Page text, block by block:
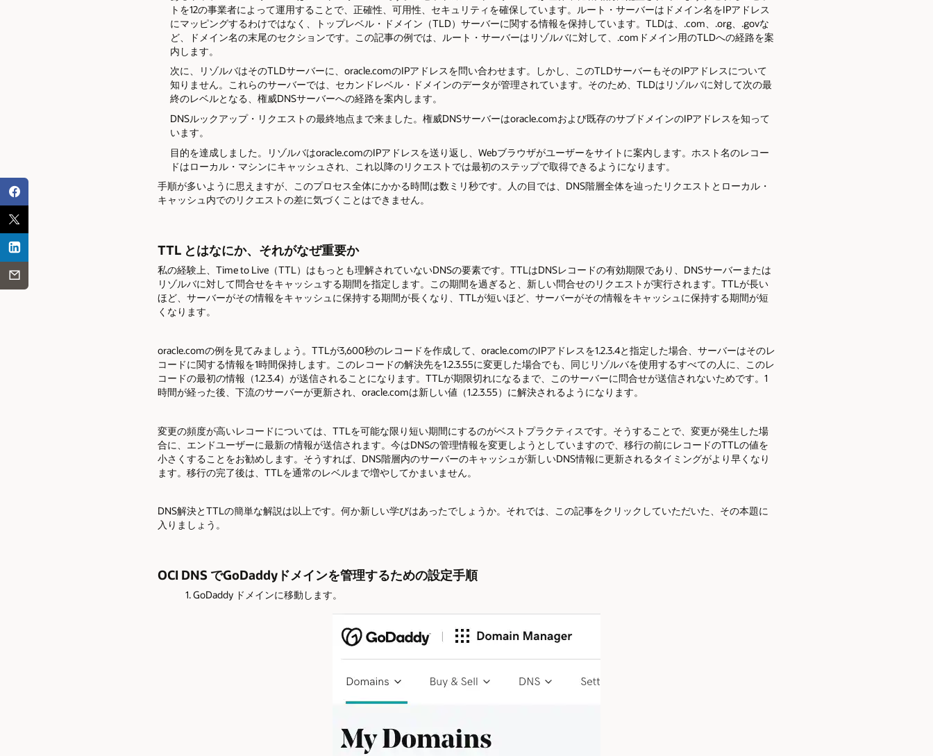
トを12の事業者によって運用することで、正確性、可用性、セキュリティを確保しています。ルート・サーバーはドメイン名をIPアドレス
にマッピングするわけではなく、トップレベル・ドメイン（TLD）サーバーに関する情報を保持しています。TLDは、.com、.org、.govな
ど、ドメイン名の末尾のセクションです。この記事の例では、ルート・サーバーはリゾルバに対して、.comドメイン用のTLDへの経路を案
内します。
次に、リゾルバはそのTLDサーバーに、oracle.comのIPアドレスを問い合わせます。しかし、このTLDサーバーもそのIPアドレスについて
知りません。これらのサーバーでは、セカンドレベル・ドメインのデータが管理されています。そのため、TLDはリゾルバに対して次の最
終のレベルとなる、権威DNSサーバーへの経路を案内します。
DNSルックアップ・リクエストの最終地点まで来ました。権威DNSサーバーはoracle.comおよび既存のサブドメインのIPアドレスを知って
います。
目的を達成しました。リゾルバはoracle.comのIPアドレスを送り返し、Webブラウザがユーザーをサイトに案内します。ホスト名のレコー
ドはローカル・マシンにキャッシュされ、これ以降のリクエストでは最初のステップで取得できるようになります。
手順が多いように思えますが、このプロセス全体にかかる時間は数ミリ秒です。人の目では、DNS階層全体を辿ったリクエストとローカル・
キャッシュ内でのリクエストの差に気づくことはできません。
TTL とはなにか、それがなぜ重要か
私の経験上、Time to Live（TTL）はもっとも理解されていないDNSの要素です。TTLはDNSレコードの有効期限であり、DNSサーバーまたは
リゾルバに対して問合せをキャッシュする期間を指定します。この期間を過ぎると、新しい問合せのリクエストが実行されます。TTLが長い
ほど、サーバーがその情報をキャッシュに保持する期間が長くなり、TTLが短いほど、サーバーがその情報をキャッシュに保持する期間が短
くなります。
oracle.comの例を見てみましょう。TTLが3,600秒のレコードを作成して、oracle.comのIPアドレスを1.2.3.4と指定した場合、サーバーはそのレ
コードに関する情報を1時間保持します。このレコードの解決先を1.2.3.55に変更した場合でも、同じリゾルバを使用するすべての人に、このレ
コードの最初の情報（1.2.3.4）が送信されることになります。TTLが期限切れになるまで、このサーバーに問合せが送信されないためです。1
時間が経った後、下流のサーバーが更新され、oracle.comは新しい値（1.2.3.55）に解決されるようになります。
変更の頻度が高いレコードについては、TTLを可能な限り短い期間にするのがベストプラクティスです。そうすることで、変更が発生した場
合に、エンドユーザーに最新の情報が送信されます。今はDNSの管理情報を変更しようとしていますので、移行の前にレコードのTTLの値を
小さくすることをお勧めします。そうすれば、DNS階層内のサーバーのキャッシュが新しいDNS情報に更新されるタイミングがより早くなり
ます。移行の完了後は、TTLを通常のレベルまで増やしてかまいません。
DNS解決とTTLの簡単な解説は以上です。何か新しい学びはあったでしょうか。それでは、この記事をクリックしていただいた、その本題に
入りましょう。
OCI DNS でGoDaddyドメインを管理するための設定手順
1. GoDaddy ドメインに移動します。